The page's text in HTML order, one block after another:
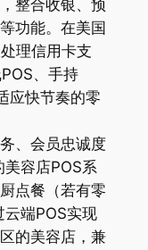
整合收银、预
功能。在美国
理信用卡支
、手持
应快节奏的零
、会员忠诚度
容店POS系
点餐（若有零
端POS实现
的美容店，兼